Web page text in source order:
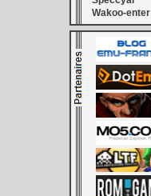
Wakoo-enter